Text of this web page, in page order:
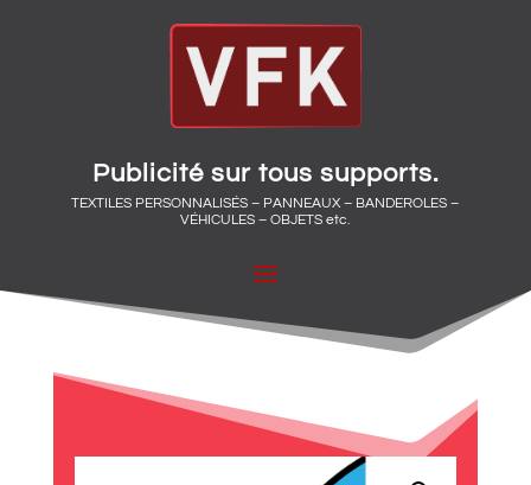
Publicité sur tous supports.
TEXTILES PERSONNALISÉS – PANNEAUX – BANDEROLES –
VÉHICULES – OBJETS etc.